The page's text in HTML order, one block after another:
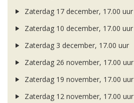
Zaterdag 17 december, 17.00 uur
Zaterdag 10 december, 17.00 uur
Zaterdag 3 december, 17.00 uur
Zaterdag 26 november, 17.00 uur
Zaterdag 19 november, 17.00 uur
Zaterdag 12 november, 17.00 uur